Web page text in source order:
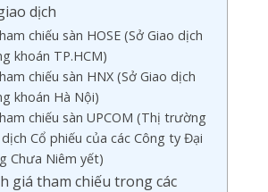
dịch
chiếu sàn HOSE (Sở Giao dịch
khoán TP.HCM)
chiếu sàn HNX (Sở Giao dịch
khoán Hà Nội)
chiếu sàn UPCOM (Thị trường
Cổ phiếu của các Công ty Đại
Chưa Niêm yết)
giá tham chiếu trong các